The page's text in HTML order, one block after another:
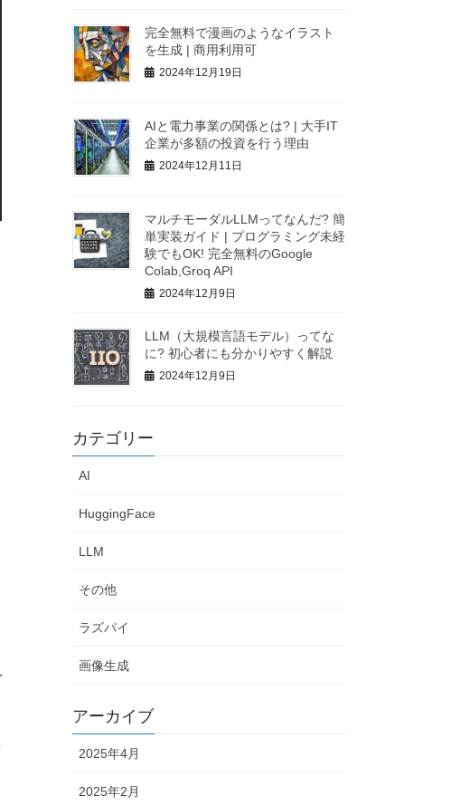
完全無料で漫画のようなイラスト
を生成 | 商用利用可
2024年12月19日
AIと電力事業の関係とは? | 大手IT
企業が多額の投資を行う理由
2024年12月11日
マルチモーダルLLMってなんだ? 簡
単実装ガイド | プログラミング未経
験でもOK! 完全無料のGoogle
Colab,Groq API
2024年12月9日
LLM（大規模言語モデル）ってな
に? 初心者にも分かりやすく解説
2024年12月9日
カテゴリー
AI
HuggingFace
LLM
その他
ラズパイ
画像生成
アーカイブ
2025年4月
2025年2月